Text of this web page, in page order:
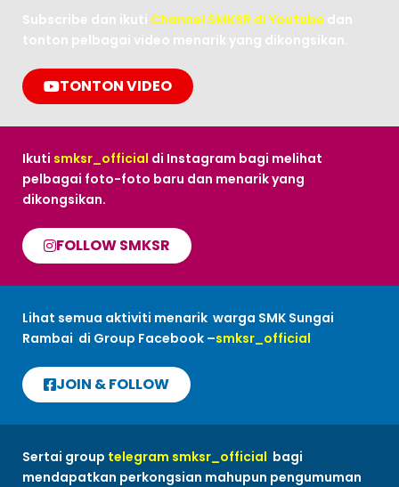
Subscribe dan ikuti Channel SMKSR di Youtube dan
tonton pelbagai video menarik yang dikongsikan.
TONTON VIDEO
Ikuti smksr_official di Instagram bagi melihat
pelbagai foto-foto baru dan menarik yang
dikongsikan.
FOLLOW SMKSR
Lihat semua aktiviti menarik warga SMK Sungai
Rambai di Group Facebook –smksr_official
JOIN & FOLLOW
Sertai group telegram smksr_official bagi
mendapatkan perkongsian mahupun pengumuman